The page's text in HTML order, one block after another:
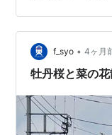
f_syo • 4ヶ月
牡丹桜と菜の